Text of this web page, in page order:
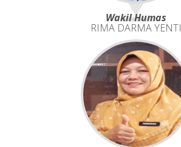
Wakil Humas
RIMA DARMA YENTI